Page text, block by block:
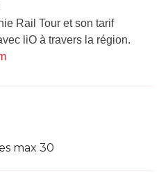
Rail Tour et son tarif
liO à travers la région.
max 30